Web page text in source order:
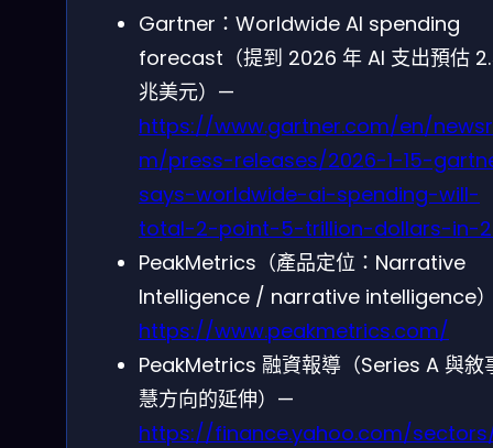
Gartner：Worldwide AI spending
forecast（提到 2026 年 AI 支出預估
兆美元）—
https://www.gartner.com/en/
m/press-releases/2026-1-15-
says-worldwide-ai-spending-will-
total-2-point-5-trillion-dollars-in-
PeakMetrics（產品定位：Narrative
Intelligence / narrative intelligence
https://www.peakmetrics.com/
PeakMetrics 融資報導（Series A 與敘
慧方向的延伸）—
https://finance.yahoo.com/